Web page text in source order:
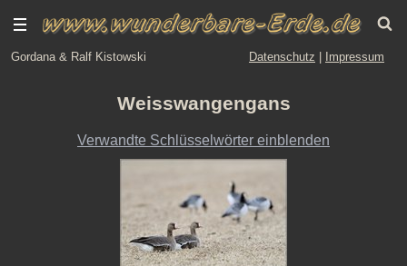
Gordana & Ralf Kistowski Datenschutz Impressum
Weisswangengans
Verwandte Schlüsselwörter einblenden